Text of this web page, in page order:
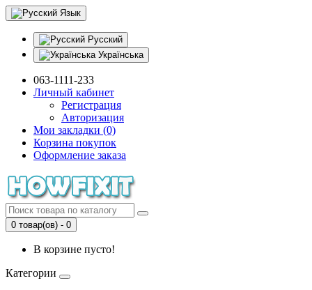
Язык
Русский
Українська
063-1111-233
Личный кабинет
Регистрация
Авторизация
Мои закладки (0)
Корзина покупок
Оформление заказа
0 товар(ов) - 0
В корзине пусто!
Категории